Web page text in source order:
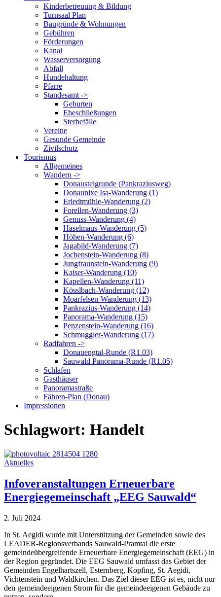
Kinderbetreuung & Bildung
Turnsaal Plan
Baugründe & Wohnungen
Gebühren
Förderungen
Kanal
Wasserversorgung
Abfall
Hundehaltung
Pfarre
Standesamt ->
Geburten
Eheschließungen
Sterbefälle
Vereine
Gesunde Gemeinde
Zivilschutz
Tourismus
Allgemeines
Wandern ->
Donausteigrunde (Pankraziusweg)
Donaunixe Isa-Wanderung (1)
Erledtmühle-Wanderung (2)
Forellen-Wanderung (3)
Genuss-Wanderung (4)
Haselmaus-Wanderung (5)
Höhen-Wanderung (6)
Jagabild-Wanderung (7)
Jochenstein-Wanderung (8)
Jungfraunstein-Wanderung (9)
Kaiser-Wanderung (10)
Kapellen-Wanderung (11)
Kösslbach-Wanderung (12)
Moarfelsen-Wanderung (13)
Pankrazius-Wanderung (14)
Panorama-Wanderung (15)
Penzenstein-Wanderung (16)
Schmuggler-Wanderung (17)
Radfahren ->
Donauengtal-Runde (R1.03)
Sauwald Panorama-Runde (R1.05)
Schlafen
Gasthäuser
Panoramastraße
Fähren-Plan (Donau)
Impressionen
Schlagwort: Handelt
Aktuelles
Infoveranstaltungen Erneuerbare
Energiegemeinschaft „EEG Sauwald“
2. Juli 2024
In St. Aegidi wurde mit Unterstützung der Gemeinden sowie des
LEADER-Regionsverbands Sauwald-Pramtal die erste
gemeindeübergreifende Erneuerbare Energiegemeinschaft (EEG) in
der Region gegründet. Die EEG Sauwald umfasst das Gebiet der
Gemeinden Engelhartszell, Esternberg, Kopfing, St. Aegidi,
Vichtenstein und Waldkirchen. Das Ziel dieser EEG ist es, nicht nur
den gemeindeeigenen Strom für die gemeindeeigenen Gebäude zu